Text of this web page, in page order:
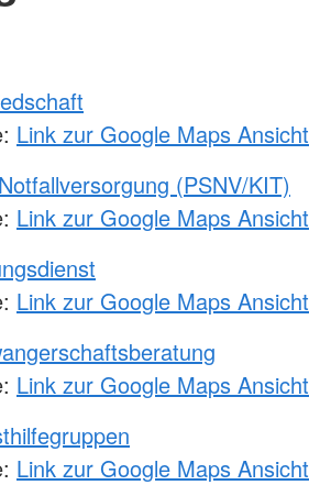
Link zur Google Maps Ansicht
(PSNV/KIT)
Link zur Google Maps Ansicht
Link zur Google Maps Ansicht
Link zur Google Maps Ansicht
Link zur Google Maps Ansicht